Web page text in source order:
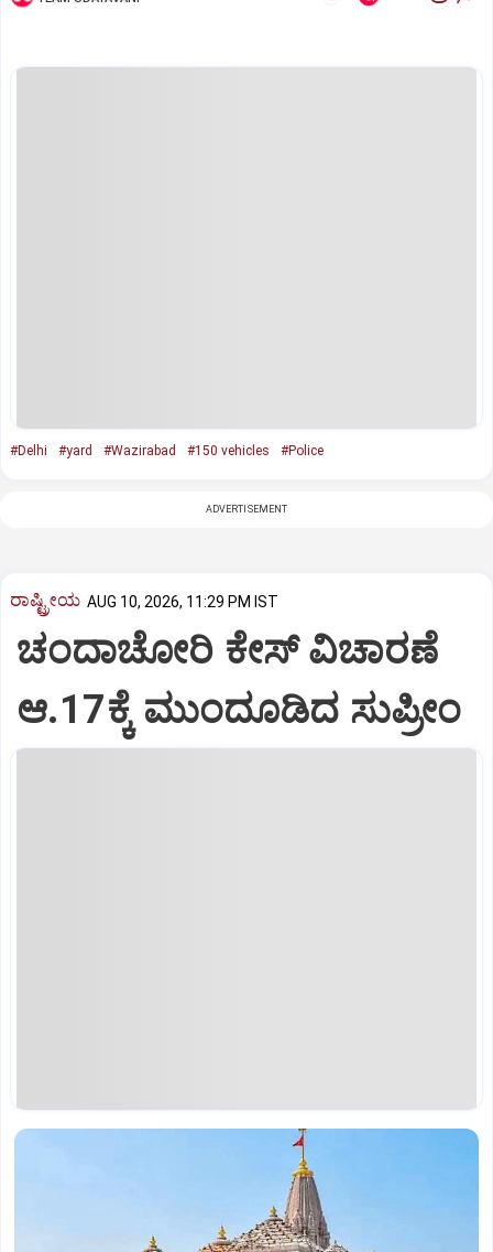
#Delhi #yard #Wazirabad #150 vehicles #Police
ADVERTISEMENT
ರಾಷ್ಟ್ರೀಯ AUG 10, 2026, 11:29 PM IST
ಚಂದಾಚೋರಿ ಕೇಸ್‌ ವಿಚಾರಣೆ
ಆ.17ಕ್ಕೆ ಮುಂದೂಡಿದ ಸುಪ್ರೀಂ